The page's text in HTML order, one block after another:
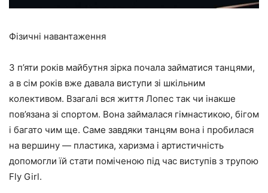
Фізичні навантаження
З п’яти років майбутня зірка почала займатися танцями,
а в сім років вже давала виступи зі шкільним
колективом. Взагалі вся життя Лопес так чи інакше
пов’язана зі спортом. Вона займалася гімнастикою, бігом
і багато чим ще. Саме завдяки танцям вона і пробилася
на вершину — пластика, харизма і артистичність
допомогли їй стати поміченою під час виступів з трупою
Fly Girl.